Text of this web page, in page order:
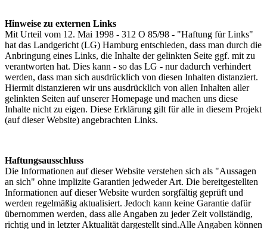
Hinweise zu externen Links
Mit Urteil vom 12. Mai 1998 - 312 O 85/98 - "Haftung für Links"
hat das Landgericht (LG) Hamburg entschieden, dass man durch die
Anbringung eines Links, die Inhalte der gelinkten Seite ggf. mit zu
verantworten hat. Dies kann - so das LG - nur dadurch verhindert
werden, dass man sich ausdrücklich von diesen Inhalten distanziert.
Hiermit distanzieren wir uns ausdrücklich von allen Inhalten aller
gelinkten Seiten auf unserer Homepage und machen uns diese
Inhalte nicht zu eigen. Diese Erklärung gilt für alle in diesem Projekt
(auf dieser Website) angebrachten Links.
Haftungsausschluss
Die Informationen auf dieser Website verstehen sich als "Aussagen
an sich" ohne implizite Garantien jedweder Art. Die bereitgestellten
Informationen auf dieser Website wurden sorgfältig geprüft und
werden regelmäßig aktualisiert. Jedoch kann keine Garantie dafür
übernommen werden, dass alle Angaben zu jeder Zeit vollständig,
richtig und in letzter Aktualität dargestellt sind.Alle Angaben können